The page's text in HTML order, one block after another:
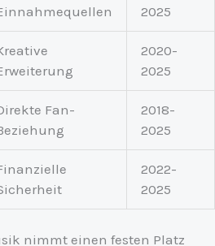
2025
2020-
2025
Fan-
2018-
2025
2022-
2025
nimmt einen festen Platz